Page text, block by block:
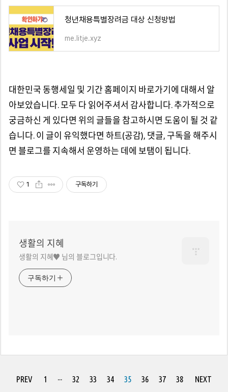
청년채용특별장려금 대상 신청방법
me.litje.xyz
대한민국 동행세일 및 기간 홈페이지 바로가기에 대해서 알
아보았습니다. 모두 다 읽어주셔서 감사합니다. 추가적으로
궁금하신 게 있다면 위의 글들을 참고하시면 도움이 될 것 같
습니다. 이 글이 유익했다면 하트(공감), 댓글, 구독을 해주시
면 블로그를 지속해서 운영하는 데에 보탬이 됩니다.
1 구독하기
생활의 지혜
생활의 지혜♥ 님의 블로그입니다.
구독하기
PREV 1 ··· 32 33 34 35 36 37 38 NEXT